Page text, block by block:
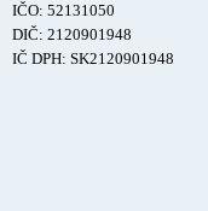
IČO: 52131050
DIČ: 2120901948
IČ DPH: SK2120901948